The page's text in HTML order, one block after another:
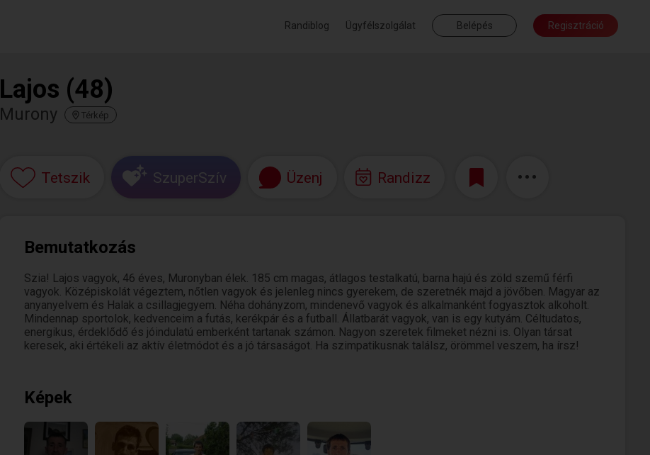
Randiblog Ügyfélszolgálat Belépés Regisztráció
Lajos (48)
Murony Térkép
Tetszik SzuperSzív Üzenj Randizz
Bemutatkozás
Szia! Lajos vagyok, 46 éves, Muronyban élek. 185 cm magas, átlagos testalkatú, barna hajú és zöld szemű férfi
vagyok. Középiskolát végeztem, nőtlen vagyok és jelenleg nincs gyerekem, de szeretnék majd a jövőben. Magyar az
anyanyelvem és Halak a csillagjegyem. Néha dohányzom, mindenevő vagyok és alkalmanként fogyasztok alkoholt.
Mindennap sportolok, kedvenceim a futás, kerékpár és a futball. Állatbarát vagyok, van is egy kutyám. Céltudatos,
energikus, érdeklődő és jóindulatú emberként tartanak számon. Nagyon szeretek filmeket nézni is. Olyan társat
keresek, aki értékeli az aktív életmódot és a jó társaságot. Ha szimpatikusnak találsz, örömmel veszem, ha írsz!
Képek